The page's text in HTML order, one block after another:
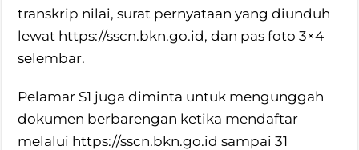
transkrip nilai, surat pernyataan yang diunduh
lewat https://sscn.bkn.go.id, dan pas foto 3×4
selembar.
Pelamar S1 juga diminta untuk mengunggah
dokumen berbarengan ketika mendaftar
melalui https://sscn.bkn.go.id sampai 31